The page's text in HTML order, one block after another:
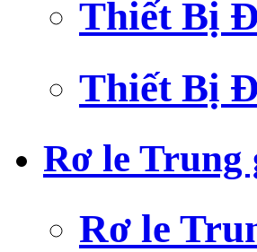
Thiết Bị
Thiết Bị
Rơ le Trung
Rơ le